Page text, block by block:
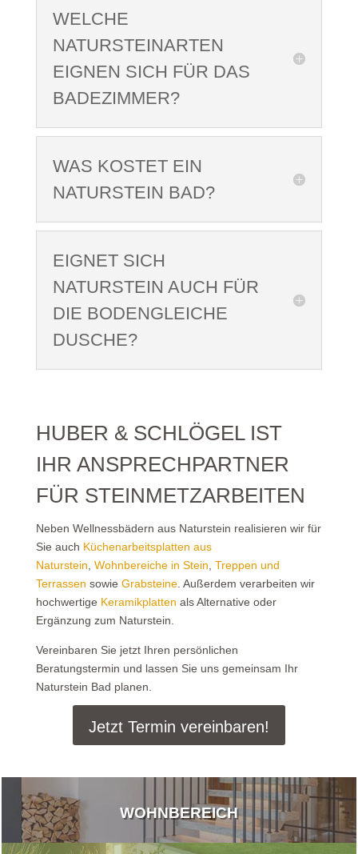
WELCHE
NATURSTEINARTEN
EIGNEN SICH FÜR DAS
BADEZIMMER?
WAS KOSTET EIN
NATURSTEIN BAD?
EIGNET SICH
NATURSTEIN AUCH FÜR
DIE BODENGLEICHE
DUSCHE?
HUBER & SCHLÖGEL IST
IHR ANSPRECHPARTNER
FÜR STEINMETZARBEITEN
Neben Wellnessbädern aus Naturstein realisieren wir für
Sie auch Küchenarbeitsplatten aus
Naturstein, Wohnbereiche in Stein, Treppen und
Terrassen sowie Grabsteine. Außerdem verarbeiten wir
hochwertige Keramikplatten als Alternative oder
Ergänzung zum Naturstein.
Vereinbaren Sie jetzt Ihren persönlichen
Beratungstermin und lassen Sie uns gemeinsam Ihr
Naturstein Bad planen.
Jetzt Termin vereinbaren!
WOHNBEREICH